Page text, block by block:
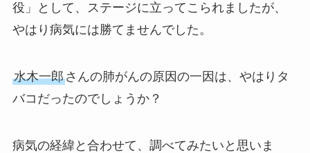
役」として、ステージに立ってこられましたが、
やはり病気には勝てませんでした。
水木一郎さんの肺がんの原因の一因は、やはりタ
バコだったのでしょうか？
病気の経緯と合わせて、調べてみたいと思いま